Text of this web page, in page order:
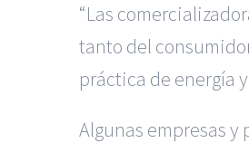
“Las
tanto del
práctica de energía
Algunas empresas